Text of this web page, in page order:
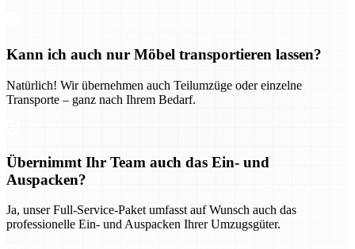
Kann ich auch nur Möbel transportieren lassen?
Natürlich! Wir übernehmen auch Teilumzüge oder einzelne
Transporte – ganz nach Ihrem Bedarf.
Übernimmt Ihr Team auch das Ein- und
Auspacken?
Ja, unser Full-Service-Paket umfasst auf Wunsch auch das
professionelle Ein- und Auspacken Ihrer Umzugsgüter.